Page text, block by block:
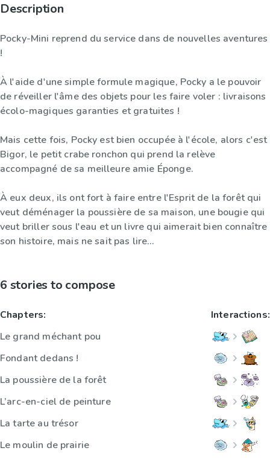
Description
Pocky-Mini reprend du service dans de nouvelles aventures
!
À l'aide d'une simple formule magique, Pocky a le pouvoir
de réveiller l'âme des objets pour les faire voler : livraisons
écolo-magiques garanties et gratuites !
Mais cette fois, Pocky est bien occupée à l'école, alors c'est
Bigor, le petit crabe ronchon qui prend la relève
accompagné de sa meilleure amie Éponge.
À eux deux, ils ont fort à faire entre l'Esprit de la forêt qui
veut déménager la poussière de sa maison, une bougie qui
veut briller sous l'eau et un livre qui aimerait bien connaître
son histoire, mais ne sait pas lire…
6 stories to compose
Chapters:
Le grand méchant pou
Fondant dedans !
La poussière de la forêt
L’arc-en-ciel de peinture
La tarte au trésor
Le moulin de prairie
Interactions: